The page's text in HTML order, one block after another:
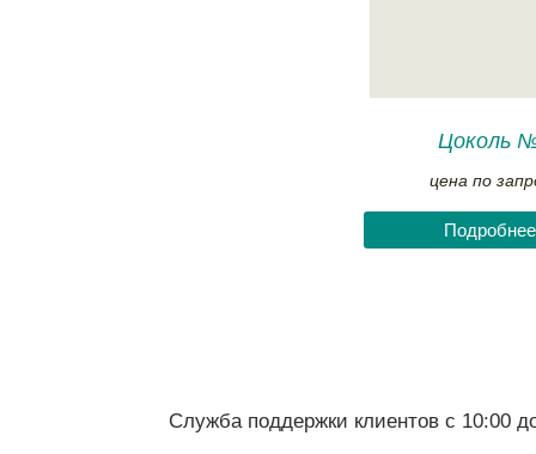
Цоколь
цена по
Подробнее
Служба поддержки клиентов с 10:00